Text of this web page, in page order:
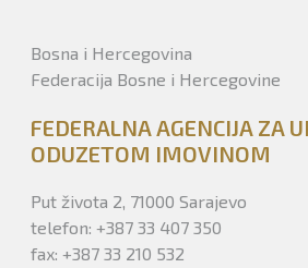
Bosna i Hercegovina
Federacija Bosne i Hercegovine
FEDERALNA AGENCIJA ZA
ODUZETOM IMOVINOM
Put života 2, 71000 Sarajevo
telefon: +387 33 407 350
fax: +387 33 210 532